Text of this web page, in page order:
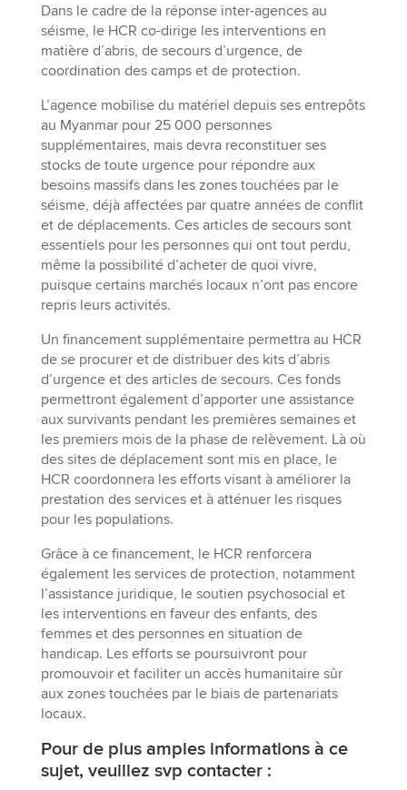
Dans le cadre de la réponse inter-agences au
séisme, le HCR co-dirige les interventions en
matière d’abris, de secours d’urgence, de
coordination des camps et de protection.
L’agence mobilise du matériel depuis ses entrepôts
au Myanmar pour 25 000 personnes
supplémentaires, mais devra reconstituer ses
stocks de toute urgence pour répondre aux
besoins massifs dans les zones touchées par le
séisme, déjà affectées par quatre années de conflit
et de déplacements. Ces articles de secours sont
essentiels pour les personnes qui ont tout perdu,
même la possibilité d’acheter de quoi vivre,
puisque certains marchés locaux n’ont pas encore
repris leurs activités.
Un financement supplémentaire permettra au HCR
de se procurer et de distribuer des kits d’abris
d’urgence et des articles de secours. Ces fonds
permettront également d’apporter une assistance
aux survivants pendant les premières semaines et
les premiers mois de la phase de relèvement. Là où
des sites de déplacement sont mis en place, le
HCR coordonnera les efforts visant à améliorer la
prestation des services et à atténuer les risques
pour les populations.
Grâce à ce financement, le HCR renforcera
également les services de protection, notamment
l’assistance juridique, le soutien psychosocial et
les interventions en faveur des enfants, des
femmes et des personnes en situation de
handicap. Les efforts se poursuivront pour
promouvoir et faciliter un accès humanitaire sûr
aux zones touchées par le biais de partenariats
locaux.
Pour de plus amples informations à ce
sujet, veuillez svp contacter :